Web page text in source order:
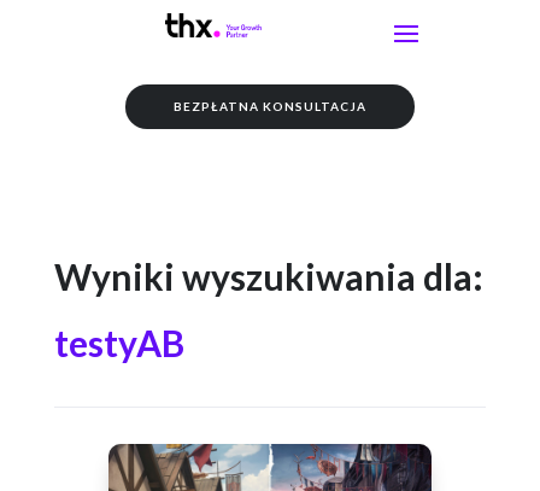
BEZPŁATNA KONSULTACJA
Wyniki wyszukiwania dla:
testyAB